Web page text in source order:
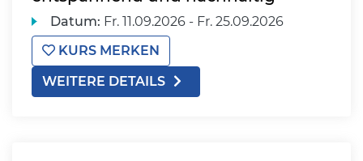
Datum: Fr. 11.09.2026 - Fr. 25.09.2026
KURS MERKEN
WEITERE DETAILS